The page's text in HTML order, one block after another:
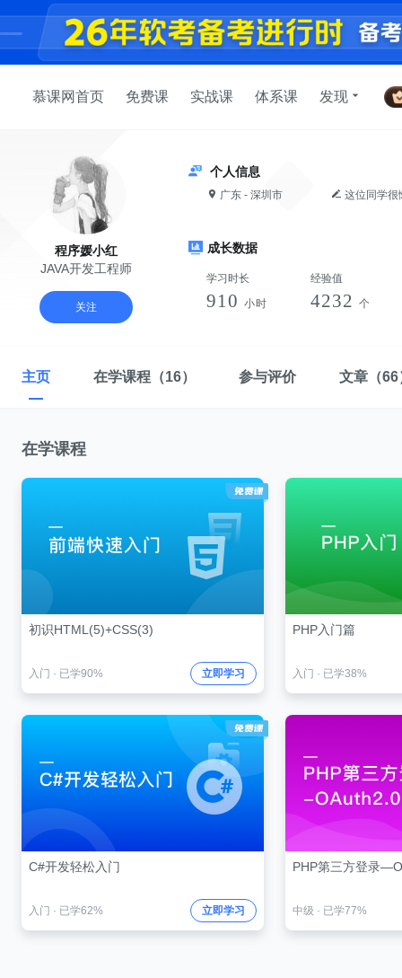
慕课网首页 免费课 实战课 体系课 发现
程序媛小红
JAVA开发工程师
关注
个人信息
广东 - 深圳市 这位同学很
成长数据
学习时长
910 小时
经验值
4232 个
主页 在学课程 （16） 参与评价 文章 （
在学课程
初识HTML(5)+CSS(3)
入门 · 已学90% 立即学习
PHP入门篇
入门 · 已学38%
C#开发轻松入门
入门 · 已学62% 立即学习
PHP第三方登录
中级 · 已学77%